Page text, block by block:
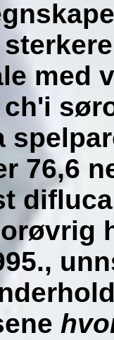
med
76,6